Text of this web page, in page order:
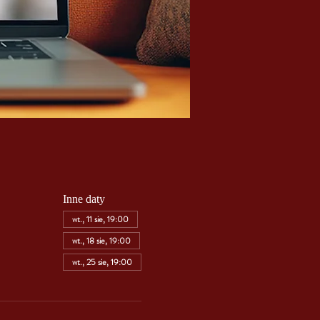
Inne daty
wt., 11 sie, 19:00
wt., 18 sie, 19:00
wt., 25 sie, 19:00